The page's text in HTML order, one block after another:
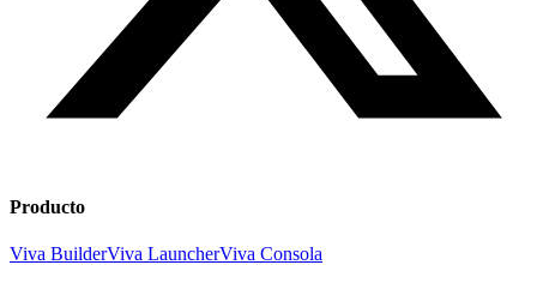
Producto
Viva BuilderViva LauncherViva Consola